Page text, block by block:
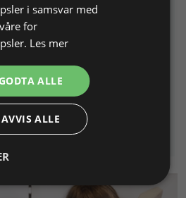
Tema: Ringskinner
96,00 NOK
i samsvar med
for
Les mer
GODTA ALLE
AVVIS ALLE